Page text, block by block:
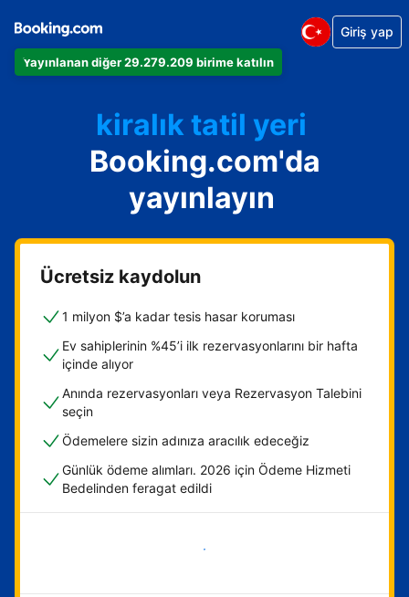
Yayınlanan diğer 29.279.209 birime katılın
Giriş yap
Dairenizi
Otelinizi
kiralık tatil yeri
Konukevinizi
Oda ve kahvaltı tesisinizi
Booking.com'da
yayınlayın
Ücretsiz kaydolun
1 milyon $’a kadar tesis hasar koruması
Ev sahiplerinin %45’i ilk rezervasyonlarını bir hafta
içinde alıyor
Anında rezervasyonları veya Rezervasyon Talebini
seçin
Ödemelere sizin adınıza aracılık edeceğiz
Günlük ödeme alımları. 2026 için Ödeme Hizmeti
Bedelinden feragat edildi
Hemen başla